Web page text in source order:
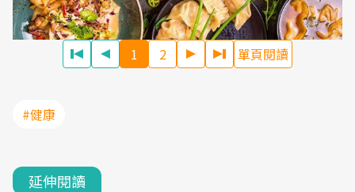
1 2 單頁閱讀
#健康
延伸閱讀